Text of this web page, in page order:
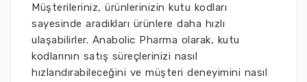
Müşterileriniz, ürünlerinizin kutu kodları
sayesinde aradıkları ürünlere daha hızlı
ulaşabilirler. Anabolic Pharma olarak, kutu
kodlarının satış süreçlerinizi nasıl
hızlandırabileceğini ve müşteri deneyimini nasıl